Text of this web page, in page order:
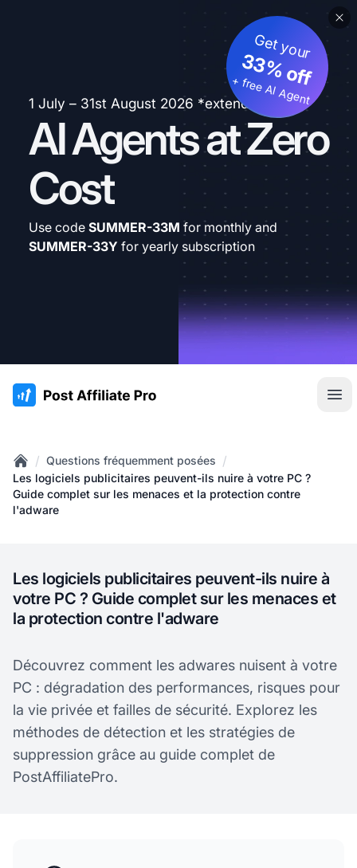
1 July – 31st August 2026 *extended
AI Agents at Zero
Cost
Get your
33% off
+ free AI Agent
Use code SUMMER-33M for monthly and
SUMMER-33Y for yearly subscription
:site.title
Home
/ Questions fréquemment posées /
Les logiciels publicitaires peuvent-ils nuire à votre PC ?
Guide complet sur les menaces et la protection contre
l'adware
Les logiciels publicitaires peuvent-ils nuire à
votre PC ? Guide complet sur les menaces et
la protection contre l'adware
Découvrez comment les adwares nuisent à votre
PC : dégradation des performances, risques pour
la vie privée et failles de sécurité. Explorez les
méthodes de détection et les stratégies de
suppression grâce au guide complet de
PostAffiliatePro.